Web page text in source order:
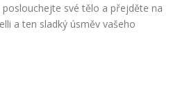
své tělo a přejděte na
a ten sladký úsměv vašeho